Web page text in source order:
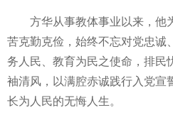
方华从事教体事业以来，他
苦克勤克俭，始终不忘对党忠诚
务人民、教育为民之使命，排民
袖清风，以满腔赤诚践行入党宣
长为人民的无悔人生。